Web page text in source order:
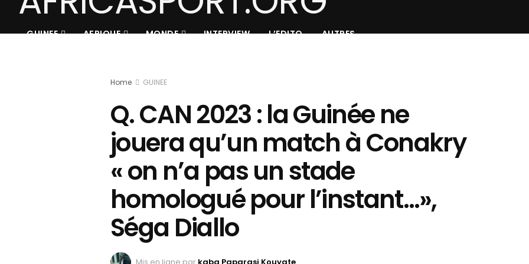
GUINEE AFRIQUE MONDE INTERVIEW L’EDITO AUTRES
Home GUINEE
Q. CAN 2023 : la Guinée ne
jouera qu’un match à Conakry
« on n’a pas un stade
homologué pour l’instant…»,
Séga Diallo